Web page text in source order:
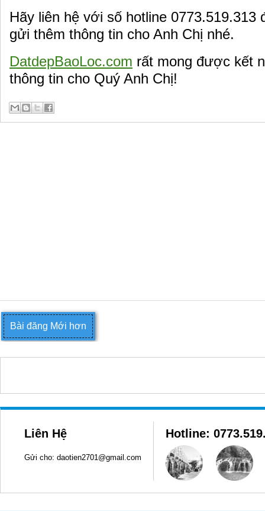
Hãy liên hệ với số hotline 0773.519.313
gửi thêm thông tin cho Anh Chị nhé.
DatdepBaoLoc.com rất mong được kết
thông tin cho Quý Anh Chị!
Bài đăng Mới hơn
Liên Hệ
Gửi cho: daotien2701@gmail.com
Hotline: